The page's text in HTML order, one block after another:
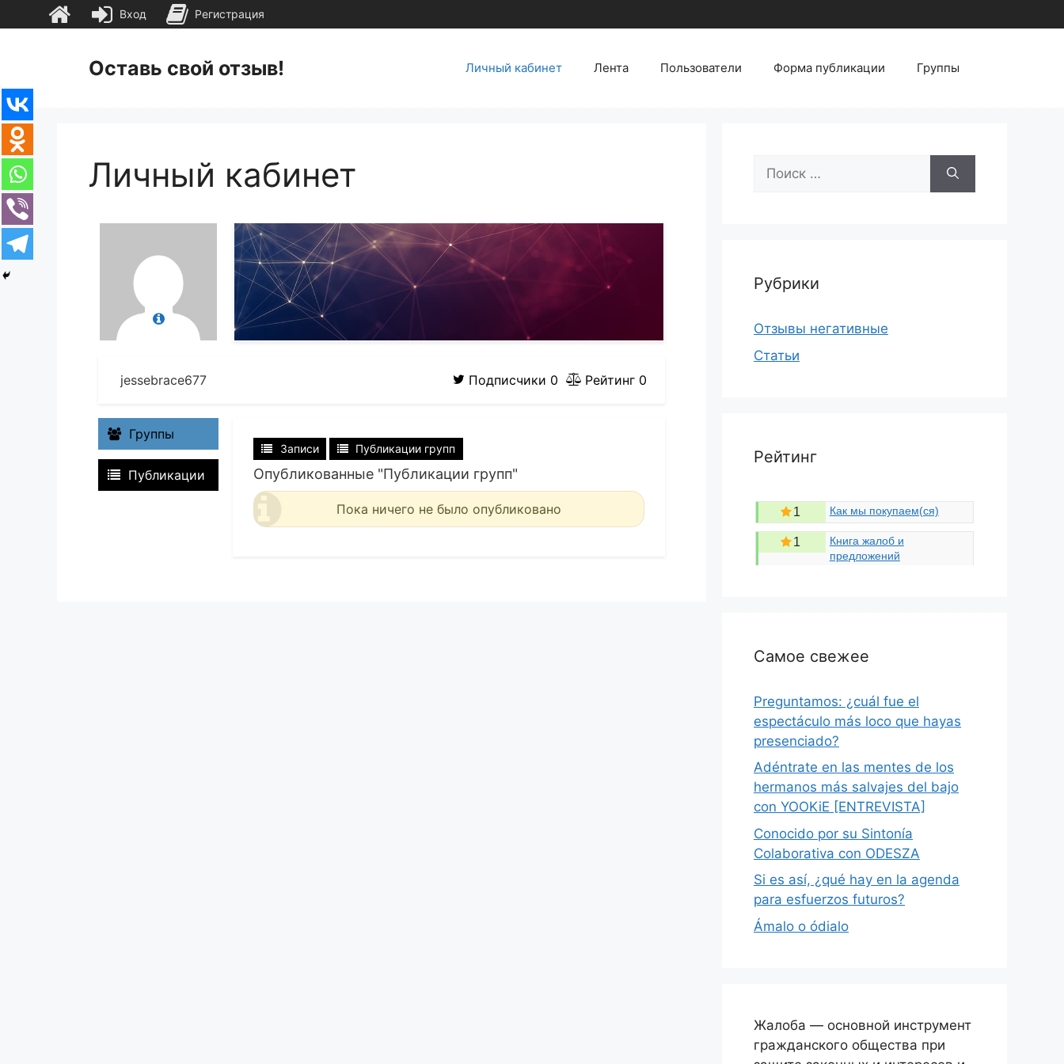
содержимомуОставь свой отзыв! Личный кабинет Лента Пользователи Форма публикации Группы
Личный кабинет
jessebrace677 Подписчики 0 Рейтинг 0
Группы
Публикации
Записи Публикации групп
Опубликованные "Публикации групп"
Пока ничего не было опубликовано
Поиск:
Рубрики
Отзывы негативные
Статьи
Рейтинг
1 Как мы покупаем(ся)
1
Книга жалоб и
предложений
Самое свежее
Preguntamos: ¿cuál fue el
espectáculo más loco que hayas
presenciado?
Adéntrate en las mentes de los
hermanos más salvajes del bajo
con YOOKiE [ENTREVISTA]
Conocido por su Sintonía
Colaborativa con ODESZA
Si es así, ¿qué hay en la agenda
para esfuerzos futuros?
Ámalo o ódialo
Жалоба — основной инструмент
гражданского общества при
Вход Регистрация